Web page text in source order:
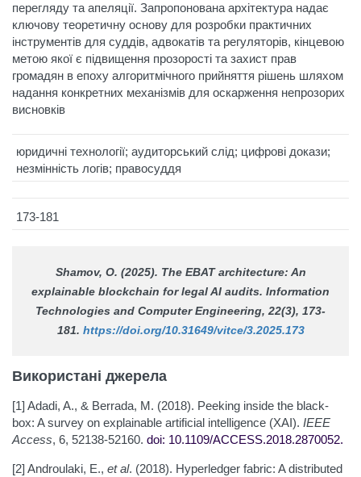
перегляду та апеляції. Запропонована архітектура надає
ключову теоретичну основу для розробки практичних
інструментів для суддів, адвокатів та регуляторів, кінцевою
метою якої є підвищення прозорості та захист прав
громадян в епоху алгоритмічного прийняття рішень шляхом
надання конкретних механізмів для оскарження непрозорих
висновків
юридичні технології; аудиторський слід; цифрові докази;
незмінність логів; правосуддя
173-181
Shamov, O. (2025). The EBAT architecture: An
explainable blockchain for legal AI audits. Information
Technologies and Computer Engineering, 22(3), 173-
181. https://doi.org/10.31649/vitce/3.2025.173
Використані джерела
[1] Adadi, A., & Berrada, M. (2018). Peeking inside the black-
box: A survey on explainable artificial intelligence (XAI). IEEE
Access, 6, 52138-52160. doi: 10.1109/ACCESS.2018.2870052.
[2] Androulaki, E., et al. (2018). Hyperledger fabric: A distributed